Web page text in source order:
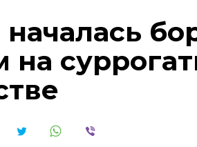
на